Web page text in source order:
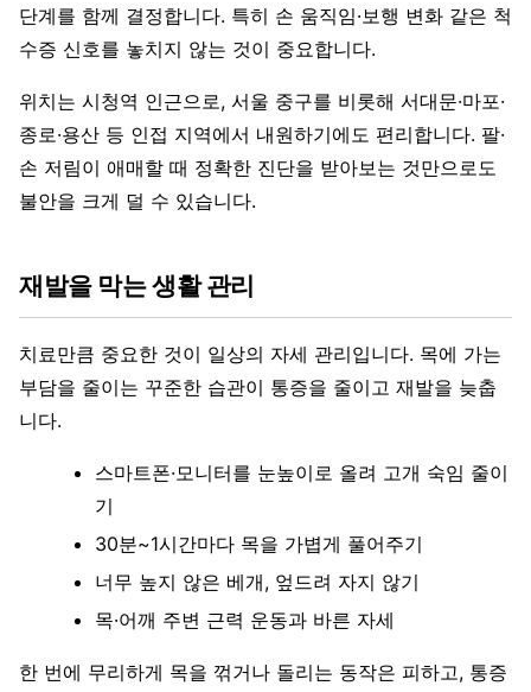
단계를 함께 결정합니다. 특히 손 움직임·보행 변화 같은 척
수증 신호를 놓치지 않는 것이 중요합니다.
위치는 시청역 인근으로, 서울 중구를 비롯해 서대문·마포·
종로·용산 등 인접 지역에서 내원하기에도 편리합니다. 팔·
손 저림이 애매할 때 정확한 진단을 받아보는 것만으로도
불안을 크게 덜 수 있습니다.
재발을 막는 생활 관리
치료만큼 중요한 것이 일상의 자세 관리입니다. 목에 가는
부담을 줄이는 꾸준한 습관이 통증을 줄이고 재발을 늦춥
니다.
스마트폰·모니터를 눈높이로 올려 고개 숙임 줄이
기
30분~1시간마다 목을 가볍게 풀어주기
너무 높지 않은 베개, 엎드려 자지 않기
목·어깨 주변 근력 운동과 바른 자세
한 번에 무리하게 목을 꺾거나 돌리는 동작은 피하고, 통증